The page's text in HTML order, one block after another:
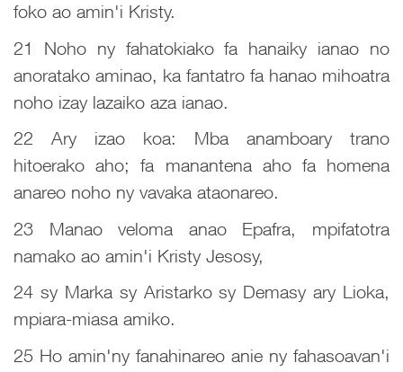
foko ao amin'i Kristy.
21 Noho ny fahatokiako fa hanaiky ianao no
anoratako aminao, ka fantatro fa hanao mihoatra
noho izay lazaiko aza ianao.
22 Ary izao koa: Mba anamboary trano
hitoerako aho; fa manantena aho fa homena
anareo noho ny vavaka ataonareo.
23 Manao veloma anao Epafra, mpifatotra
namako ao amin'i Kristy Jesosy,
24 sy Marka sy Aristarko sy Demasy ary Lioka,
mpiara-miasa amiko.
25 Ho amin'ny fanahinareo anie ny fahasoavan'i